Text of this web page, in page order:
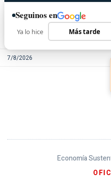
7/8/2026
Economía
Seguinos en
Ya lo hice Más tarde